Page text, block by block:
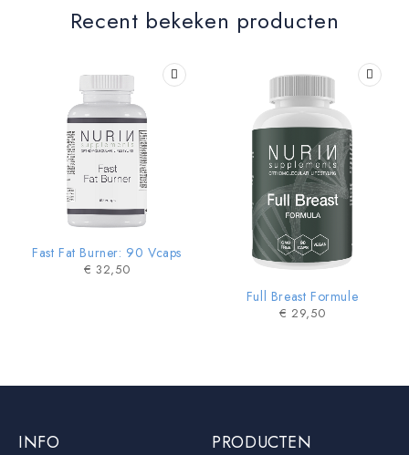
Recent bekeken producten
Fast Fat Burner: 90 Vcaps
€ 32,50
Full Breast Formule
€ 29,50
INFO PRODUCTEN